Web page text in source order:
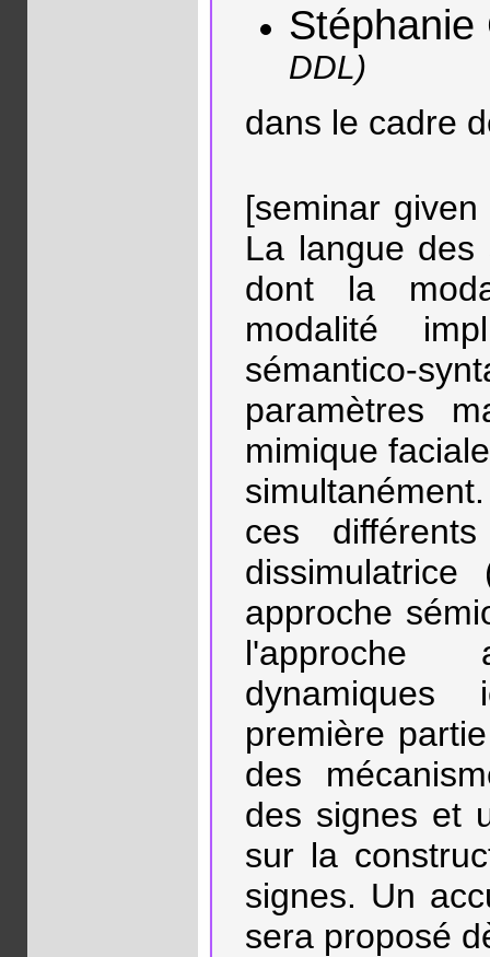
Stéphanie
DDL)
dans le cadre
[seminar
La langue des
dont la
modalité
sémantico-
paramètres
mimique
ces
dissimulatrice
approche
l'approche
dynamiques
première
des
des signes et
sur la
signes. Un
sera proposé